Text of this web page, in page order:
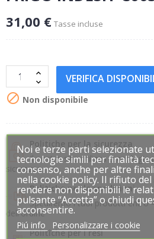
31,00 € Tasse incluse
VERIFICA
 Non disponibile
Politiche per la sicurezza
Il nostro sito utilizza tecnologie
sicurezza
Politiche per le spedizioni
Spediremo i tuoi prodotti entro
dell'ordine
Politiche per i resi
Noi e terze parti selezionate
tecnologie simili per finalità
consenso, anche per altre
nella cookie policy. Il rifiuto
rendere non disponibili le
pulsante “Accetta” o chiudi
acconsentire.
Piú info Personalizzare i cookie
Noi e terze parti selezionate
tecnologie simili per finalità
consenso, anche per altre
nella cookie policy. Il rifiuto
rendere non disponibili le
pulsante “Accetta” o chiudi
acconsentire.
Piú info Personalizzare i cookie